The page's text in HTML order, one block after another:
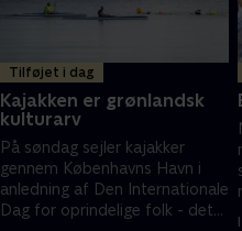
Tilføjet i dag
Kajakken er grønlandsk
kulturarv
På søndag sejler kajakker
gennem Københavns Havn i
anledning af Den Internationale
Dag for oprindelige folk - det